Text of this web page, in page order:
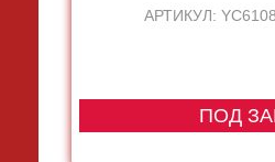
АРТИКУЛ:
ПОД